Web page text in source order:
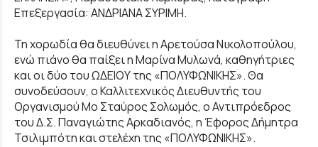
Επεξεργασία: ΑΝΔΡΙΑΝΑ ΣΥΡΙΜΗ.
Τη χορωδία θα διευθύνει η Αρετούσα Νικολοπούλου,
ενώ πιάνο θα παίξει η Μαρίνα Μυλωνά, καθηγήτριες
και οι δύο του ΩΔΕΙΟΥ της «ΠΟΛΥΦΩΝΙΚΗΣ». Θα
συνοδεύσουν, ο Καλλιτεχνικός Διευθυντής του
Οργανισμού Μο Σταύρος Σολωμός, ο Αντιπρόεδρος
του Δ.Σ. Παναγιώτης Αρκαδιανός, η Έφορος Δήμητρα
Τσιλιμπότη και στελέχη της «ΠΟΛΥΦΩΝΙΚΗΣ».